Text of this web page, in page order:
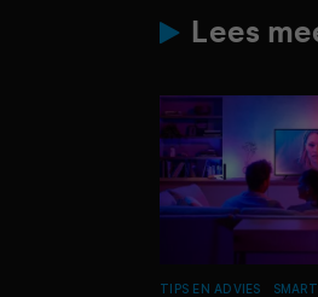
Lees
TIPS EN ADVIES